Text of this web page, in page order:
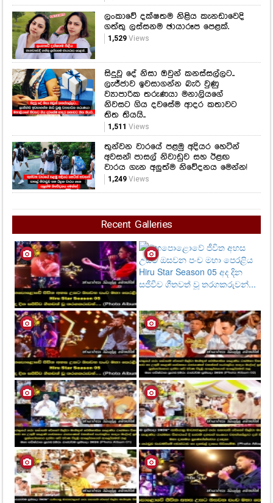
ලංකාවේ දක්ෂතම නිළිය කැනඩාවෙදි
ගත්තු ලස්සනම ඡායාරූප පෙළක්.
1,529Views
සිදුවූ දේ නිසා ඔවුන් කනස්සල්ලට..
ලැජ්ජාව ඉවසාගන්න බැරි වුණු
ව්‍යාපාරික තරුණයා මනාලියගේ
නිවසට ගිය දවසේම ආදර කතාවට
තිත තියයි..
1,511 Views
තුන්වන වාරයේ පළමු අදියර හෙටින්
අවසන්! පාසල් නිවාඩුව සහ ඊළඟ
වාරය ගැන අලුත්ම නිවේදනය මෙන්න!
1,249Views
Recent Galleries